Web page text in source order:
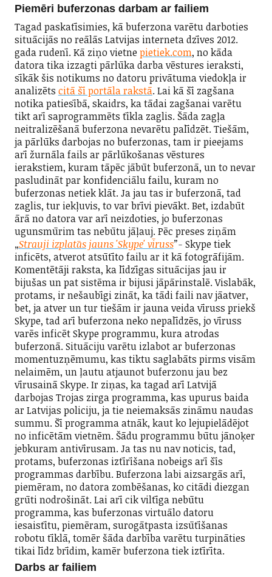
Piemēri buferzonas darbam ar failiem
Tagad paskatīsimies, kā buferzona varētu darboties
situācijās no reālās Latvijas interneta dzīves 2012.
gada rudenī. Kā ziņo vietnepietiek.com, no kāda
datora tika izzagti pārlūka darba vēstures ieraksti,
sīkāk šis notikums no datoru privātuma viedokļa ir
analizēts citā šī portāla rakstā. Lai kā šī zagšana
notika patiesībā, skaidrs, ka tādai zagšanai varētu
tikt arī saprogrammēts tīkla zaglis. Šāda zagļa
neitralizēšanā buferzona nevarētu palīdzēt. Tiešām,
ja pārlūks darbojas no buferzonas, tam ir pieejams
arī žurnāla fails ar pārlūkošanas vēstures
ierakstiem, kuram tāpēc jābūt buferzonā, un to nevar
pasludināt par konfidenciālu failu, kuram no
buferzonas netiek klāt. Ja jau tas ir buferzonā, tad
zaglis, tur iekļuvis, to var brīvi pievākt. Bet, izdabūt
ārā no datora var arī neizdoties, jo buferzonas
ugunsmūrim tas nebūtu jāļauj. Pēc preses ziņām
„Strauji izplatās jauns 'Skype' vīruss”- Skype tiek
inficēts, atverot atsūtīto failu ar it kā fotogrāfijām.
Komentētāji raksta, ka līdzīgas situācijas jau ir
bijušas un pat sistēma ir bijusi jāpārinstalē. Vislabāk,
protams, ir nešaubīgi zināt, ka tādi faili nav jāatver,
bet, ja atver un tur tiešām ir jauna veida vīruss priekš
Skype, tad arī buferzona neko nepalīdzēs, jo vīruss
varēs inficēt Skype programmu, kura atrodas
buferzonā. Situāciju varētu izlabot ar buferzonas
momentuzņēmumu, kas tiktu saglabāts pirms visām
nelaimēm, un ļautu atjaunot buferzonu jau bez
vīrusainā Skype. Ir ziņas, ka tagad arī Latvijā
darbojas Trojas zirga programma, kas upurus baida
ar Latvijas policiju, ja tie neiemaksās zināmu naudas
summu. Šī programma atnāk, kaut ko lejupielādējot
no inficētām vietnēm. Šādu programmu būtu jānoķer
jebkuram antivīrusam. Ja tas nu nav noticis, tad,
protams, buferzonas iztīrīšana nobeigs arī šīs
programmas darbību. Buferzona labi aizsargās arī,
piemēram, no datora zombēšanas, ko citādi diezgan
grūti nodrošināt. Lai arī cik viltīga nebūtu
programma, kas buferzonas virtuālo datoru
iesaistītu, piemēram, surogātpasta izsūtīšanas
robotu tīklā, tomēr šāda darbība varētu turpināties
tikai līdz brīdim, kamēr buferzona tiek iztīrīta.
Darbs ar failiem